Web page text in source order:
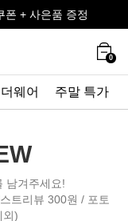
폰 + 사은품 증정
폰 + 사은품 증정
0
웨어 주말 특가
남겨주세요!
트리뷰 300원 / 포토
외)